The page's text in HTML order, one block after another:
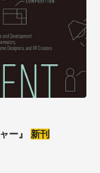
ー』 新刊